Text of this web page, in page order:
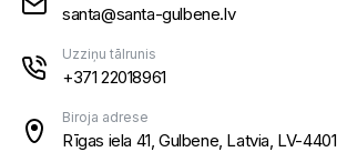
santa@santa-gulbene.lv
Uzziņu tālrunis
+371 22018961
Biroja adrese
Rīgas iela 41, Gulbene, Latvia, LV-4401